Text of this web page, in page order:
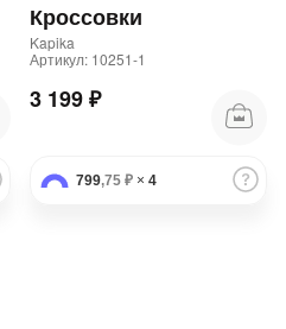
Кроссовки
Kapika
Артикул: 10251-1
3 199 ₽
799,75 ₽ × 4